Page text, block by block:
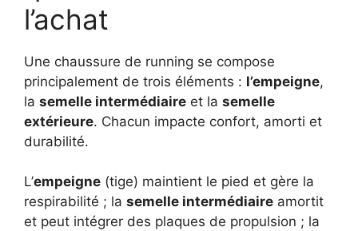
l’achat
Une chaussure de running se compose
principalement de trois éléments : l’empeigne,
la semelle intermédiaire et la semelle
extérieure. Chacun impacte confort, amorti et
durabilité.
L’empeigne (tige) maintient le pied et gère la
respirabilité ; la semelle intermédiaire amortit
et peut intégrer des plaques de propulsion ; la